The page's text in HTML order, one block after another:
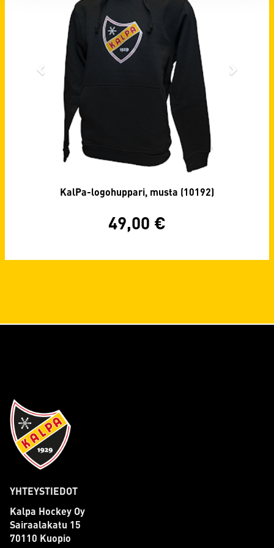
KalPa-logohuppari, musta (10192)
49,00 €
YHTEYSTIEDOT
Kalpa Hockey Oy
Sairaalakatu 15
70110 Kuopio